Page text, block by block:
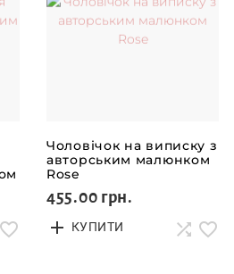
Чоловічок на виписку з
авторським малюнком
Rose
455.00 грн.
КУПИТИ